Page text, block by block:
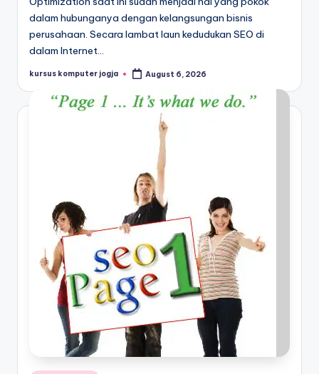
dalam hubunganya dengan kelangsungan bisnis
perusahaan. Secara lambat laun kedudukan SEO di
dalam Internet…
kursus komputer jogja August 6, 2026